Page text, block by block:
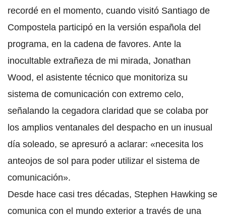
recordé en el momento, cuando visitó Santiago de
Compostela participó en la versión española del
programa, en la cadena de favores. Ante la
inocultable extrañeza de mi mirada, Jonathan
Wood, el asistente técnico que monitoriza su
sistema de comunicación con extremo celo,
señalando la cegadora claridad que se colaba por
los amplios ventanales del despacho en un inusual
día soleado, se apresuró a aclarar: «necesita los
anteojos de sol para poder utilizar el sistema de
comunicación».
Desde hace casi tres décadas, Stephen Hawking se
comunica con el mundo exterior a través de una